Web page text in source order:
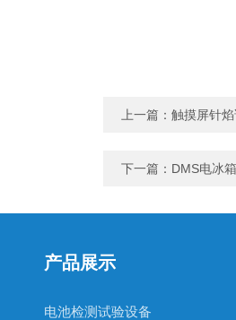
上一篇： 触摸屏针
下一篇： DMS电冰
产品展示
电池检测试验设备